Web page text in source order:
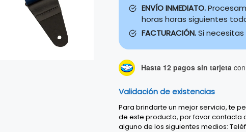
ENVÍO INMEDIATO.
horas horas siguientes
FACTURACIÓN.Si
Hasta 12 pagos sin tarjetacon
Validación de existencias
Para brindarte un mejor servicio, te
de este producto, por favor contacta
alguno de los siguientes medios: